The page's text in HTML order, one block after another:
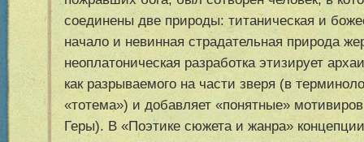
соединены две природы: титаническая и
начало и невинная страдательная природа
неоплатоническая разработка этизирует
как разрываемого на части зверя (в
«тотема») и добавляет «понятные»
Геры). В «Поэтике сюжета и жанра»